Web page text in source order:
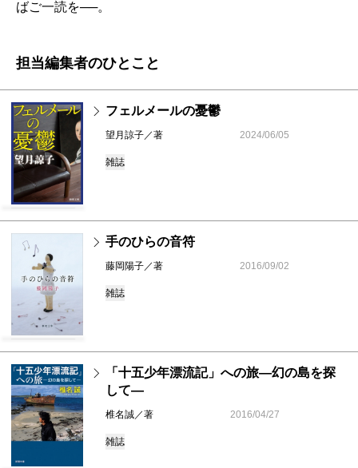
ばご一読を──。
担当編集者のひとこと
フェルメールの憂鬱
望月諒子／著 2024/06/05
雑誌
手のひらの音符
藤岡陽子／著 2016/09/02
雑誌
「十五少年漂流記」への旅―幻の島を探
して―
椎名誠／著 2016/04/27
雑誌